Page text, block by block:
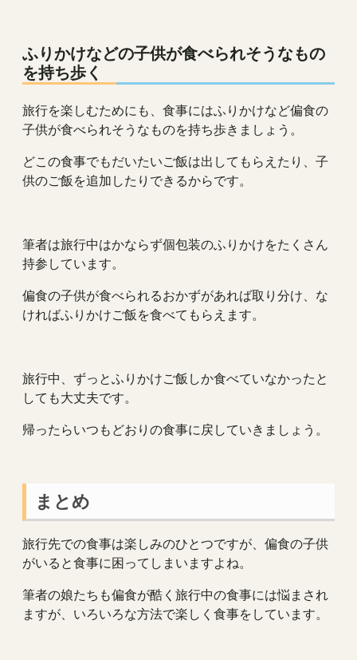
ふりかけなどの子供が食べられそうなもの
を持ち歩く
旅行を楽しむためにも、食事にはふりかけなど偏食の
子供が食べられそうなものを持ち歩きましょう。
どこの食事でもだいたいご飯は出してもらえたり、子
供のご飯を追加したりできるからです。
筆者は旅行中はかならず個包装のふりかけをたくさん
持参しています。
偏食の子供が食べられるおかずがあれば取り分け、な
ければふりかけご飯を食べてもらえます。
旅行中、ずっとふりかけご飯しか食べていなかったと
しても大丈夫です。
帰ったらいつもどおりの食事に戻していきましょう。
まとめ
旅行先での食事は楽しみのひとつですが、偏食の子供
がいると食事に困ってしまいますよね。
筆者の娘たちも偏食が酷く旅行中の食事には悩まされ
ますが、いろいろな方法で楽しく食事をしています。